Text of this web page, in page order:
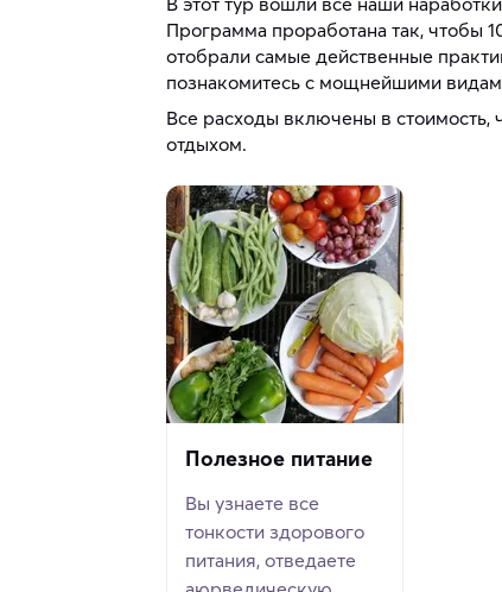
Программа проработана так, чтобы
отобрали самые действенные
познакомитесь с мощнейшими
Все расходы включены в стоимость,
отдыхом.
Полезное питание
Вы узнаете все
тонкости здорового
питания, отведаете